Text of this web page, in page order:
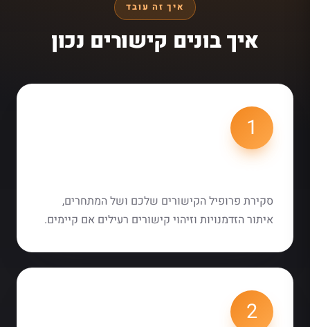
איך זה עובד
איך בונים קישורים נכון
1
סקירת פרופיל הקישורים שלכם ושל המתחרים,
איתור הזדמנויות וזיהוי קישורים רעילים אם קיימים.
2